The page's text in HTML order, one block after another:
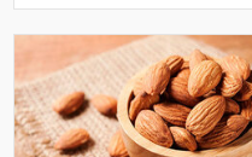
problemlərinin xəbərçisi ola bilər.